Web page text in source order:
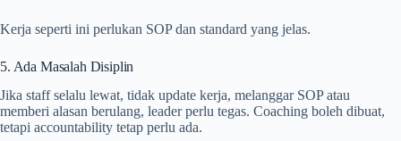
Kerja seperti ini perlukan SOP dan standard yang jelas.
5. Ada Masalah Disiplin
Jika staff selalu lewat, tidak update kerja, melanggar SOP atau
memberi alasan berulang, leader perlu tegas. Coaching boleh dibuat,
tetapi accountability tetap perlu ada.